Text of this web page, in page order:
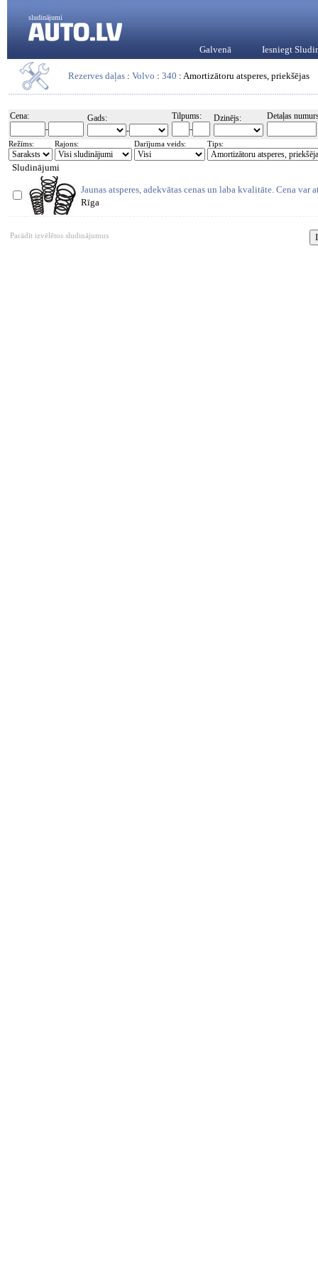
sludinājumi
Galvenā Iesniegt
Rezerves daļas : Volvo : 340 : Amortizātoru atsperes, priekšējas
Cena:
-
Gads:
-
Tilpums:
-
Dzinējs: Detaļas
Režīms: Rajons: Darījuma veids: Tips:
Sludinājumi
Jaunas atsperes, adekvātas cenas un laba kvalitāte. Cena var
Rīga
Parādīt izvēlētos sludinājumus